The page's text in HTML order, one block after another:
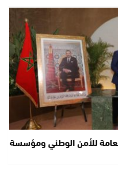
للأمن الوطني ومؤسسة